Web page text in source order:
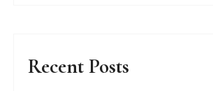
Recent Posts